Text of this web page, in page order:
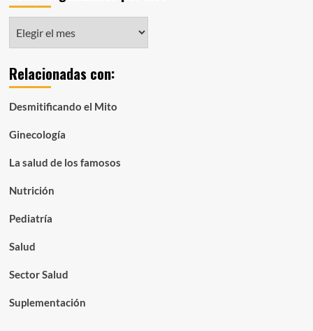
organizadas
mes:
Relacionadas con:
Desmitificando el Mito
Ginecología
La salud de los famosos
Nutrición
Pediatría
Salud
Sector Salud
Suplementación